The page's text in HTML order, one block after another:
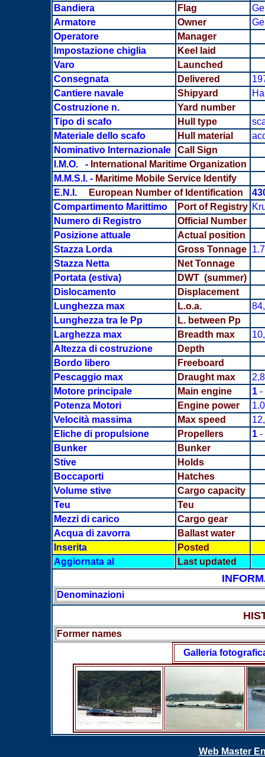
Bandiera
Flag
Armatore
Owner
Operatore
Manager
Impostazione chiglia
Keel laid
Varo
Launched
Consegnata
Delivered
Cantiere navale
Shipyard
Costruzione n.
Yard number
Tipo di scafo
Hull type
Materiale dello scafo
Hull material
Nominativo Internazionale
Call Sign
I.M.O. - International Maritime Organization
M.M.S.I.- Maritime Mobile Service Identify
E.N.I.
European Number of Identification
Compartimento Marittimo
Port of Registry
Numero di Registro
Official Number
Posizione attuale
Actual position
Stazza Lorda
Gross Tonnage
Stazza Netta
Net Tonnage
Portata(estiva)
DWT (summer)
Dislocamento
Displacement
Lunghezza max
L.o.a.
Lunghezza tra le Pp
L. between Pp
Larghezza max
Breadth max
Altezza di costruzione
Depth
Bordo libero
Freeboard
Pescaggio max
Draught max
Motore principale
Main engine 1 -
Potenza Motori
Engine power
Velocità massima
Max speed
Eliche di propulsione
Propellers 1-
Bunker
Bunker
Stive
Holds
Boccaporti
Hatches
Volume stive
Cargo capacity
Teu
Teu
Mezzi di carico
Cargo gear
Acqua di zavorra
Ballast water
Inserita
Posted
Aggiornata al
Last updated
Denominazioni
Former names
Galleria
Web Master